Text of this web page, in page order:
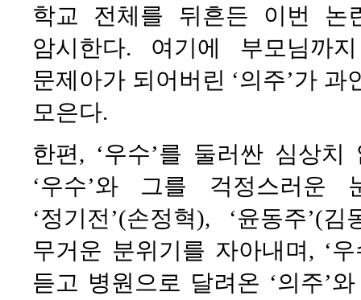
학교 전체를 뒤흔든 이번 논
암시한다. 여기에 부모님까
문제아가 되어버린 ‘의주’가
모은다.
한편, ‘우수’를 둘러싼 심상
‘우수’와 그를 걱정스러운
‘정기전’(손정혁), ‘윤동주
무거운 분위기를 자아내며, ‘
듣고 병원으로 달려온 ‘의주’